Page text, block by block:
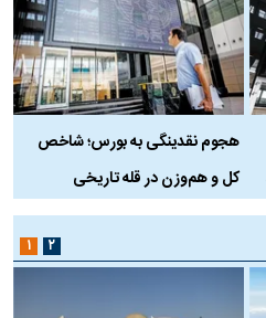
هجوم نقدینگی به بورس؛ شاخص
کل و هم‌وزن در قله تاریخی
۱ ۲